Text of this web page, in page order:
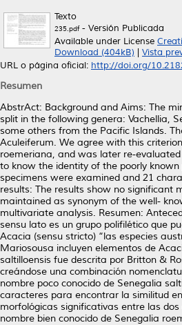
Texto
235.pdf- Versión Publicada
Available under License
Download (404kB)
Vista
URL o página oficial: http://doi.org/
Resumen
AbstrAct: Background and Aims: The
split in the following genera: Vachellia,
some others from the Pacific Islands.
Aculeiferum. We agree with this
roemeriana, and was later re-
to know the identity of the poorly
specimens were examined and 21
results: The results show no significant
maintained as synonym of the well-
multivariate analysis. Resumen:
sensu lato es un grupo polifilético que
Acacia (sensu stricto) “las especies
Mariosousa incluyen elementos de
saltilloensis fue descrita por Britton &
creándose una combinación
nombre poco conocido de Senegalia
caracteres para encontrar la similitud
morfológicas significativas entre las
nombre bien conocido de Senegalia